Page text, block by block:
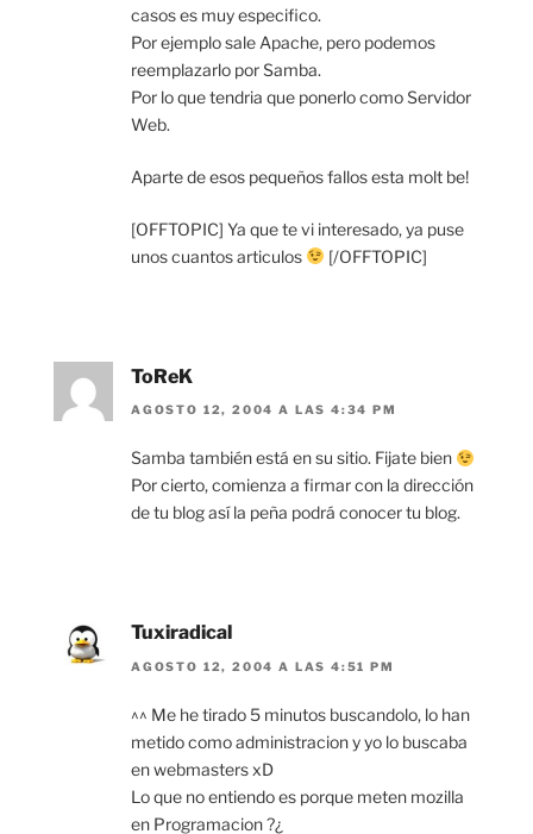
casos es muy especifico.
Por ejemplo sale Apache, pero podemos
reemplazarlo por Samba.
Por lo que tendria que ponerlo como Servidor
Web.
Aparte de esos pequeños fallos esta molt be!
[OFFTOPIC] Ya que te vi interesado, ya puse
unos cuantos articulos
[/OFFTOPIC]
ToReK
AGOSTO 12, 2004 A LAS 4:34 PM
Samba también está en su sitio. Fijate bien
Por cierto, comienza a firmar con la dirección
de tu blog así la peña podrá conocer tu blog.
Tuxiradical
AGOSTO 12, 2004 A LAS 4:51 PM
^^ Me he tirado 5 minutos buscandolo, lo han
metido como administracion y yo lo buscaba
en webmasters xD
Lo que no entiendo es porque meten mozilla
en Programacion ?¿